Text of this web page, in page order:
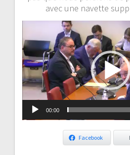
avec une navette
vidéo
00:00
Facebook